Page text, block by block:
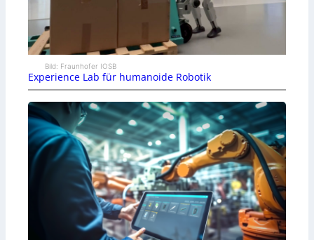
Bild: Fraunhofer IOSB
Experience Lab für humanoide Robotik